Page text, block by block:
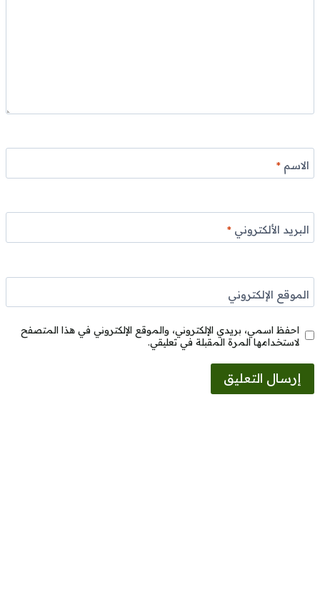
الاسم*
البريد الألكتروني*
الموقع الإلكتروني
احفظ اسمي، بريدي الإلكتروني، والموقع الإلكتروني في هذا المتصفح
لاستخدامها المرة المقبلة في تعليقي.